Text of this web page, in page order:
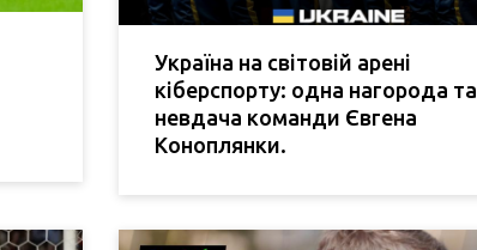
Україна на світовій арені
кіберспорту: одна нагорода та
невдача команди Євгена
Коноплянки.